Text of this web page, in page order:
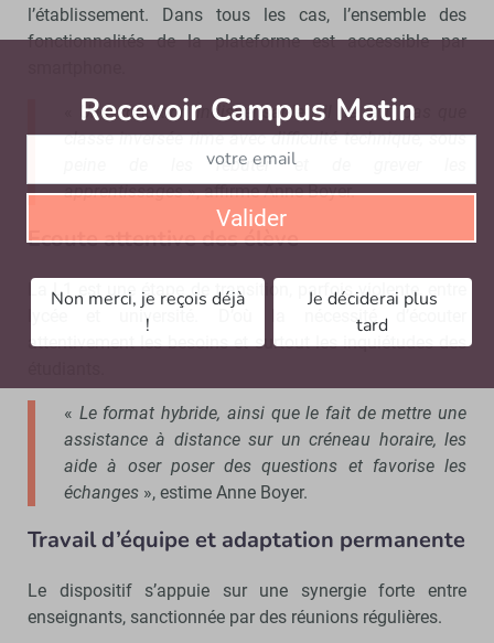
l’établissement. Dans tous les cas, l’ensemble des
fonctionnalités de la plateforme est accessible par
Une condition indispensable : il ne faut pas que
classe inversée rime avec difficulté technique, sous
peine de les rebuter et de grever les
apprentissages», affirme Anne Boyer.
Ecoute attentive des élève
La L1 est une étape de transition, parfois violente, entre
lycée et université. D’où la nécessité d’écouter
attentivement les besoins et surtout les inquiétudes des
« Le format hybride, ainsi que le fait de mettre une
assistance à distance sur un créneau horaire, les
aide à oser poser des questions et favorise les
échanges », estime Anne Boyer.
Travail d’équipe et adaptation permanente
Le dispositif s’appuie sur une synergie forte entre
enseignants, sanctionnée par des réunions régulières.
Recevoir Campus Matin
Valider
Non merci, je reçois déjà
!
Je déciderai plus
tard